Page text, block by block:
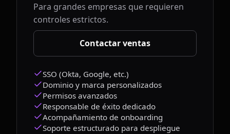
Para grandes empresas que requieren
controles estrictos.
Contactar ventas
SSO (Okta, Google, etc.)
Dominio y marca personalizados
Permisos avanzados
Responsable de éxito dedicado
Acompañamiento de onboarding
Soporte estructurado para despliegue